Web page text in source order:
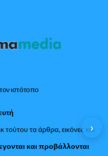
ιστότοπο
τα άρθρα, εικόνες και
και προβάλλονται
›